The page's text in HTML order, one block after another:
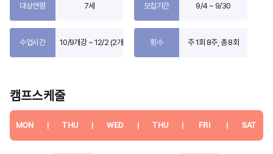
대상연령 7세 모집기간 9/4 ~ 9/30
수업시간 10/9개강 ~ 12/2 (2개월) 횟수 주 1회 8주, 총 8회
캠프스케줄
MON | THU | WED | THU | FRI | SAT